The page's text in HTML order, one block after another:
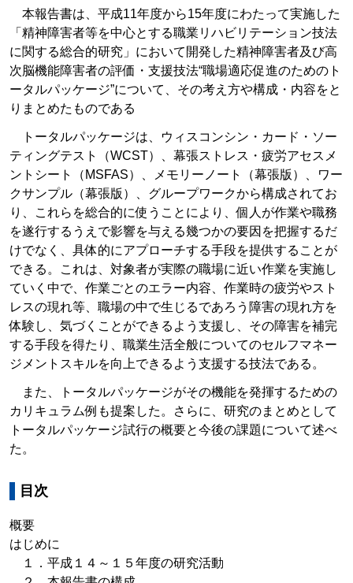
本報告書は、平成11年度から15年度にわたって実施した
「精神障害者等を中心とする職業リハビリテーション技法
に関する総合的研究」において開発した精神障害者及び高
次脳機能障害者の評価・支援技法“職場適応促進のためのト
ータルパッケージ”について、その考え方や構成・内容をと
りまとめたものである
トータルパッケージは、ウィスコンシン・カード・ソー
ティングテスト（WCST）、幕張ストレス・疲労アセスメ
ントシート（MSFAS）、メモリーノート（幕張版）、ワー
クサンプル（幕張版）、グループワークから構成されてお
り、これらを総合的に使うことにより、個人が作業や職務
を遂行するうえで影響を与える幾つかの要因を把握するだ
けでなく、具体的にアプローチする手段を提供することが
できる。これは、対象者が実際の職場に近い作業を実施し
ていく中で、作業ごとのエラー内容、作業時の疲労やスト
レスの現れ等、職場の中で生じるであろう障害の現れ方を
体験し、気づくことができるよう支援し、その障害を補完
する手段を得たり、職業生活全般についてのセルフマネー
ジメントスキルを向上できるよう支援する技法である。
また、トータルパッケージがその機能を発揮するための
カリキュラム例も提案した。さらに、研究のまとめとして
トータルパッケージ試行の概要と今後の課題について述べ
た。
目次
概要
はじめに
１．平成１４～１５年度の研究活動